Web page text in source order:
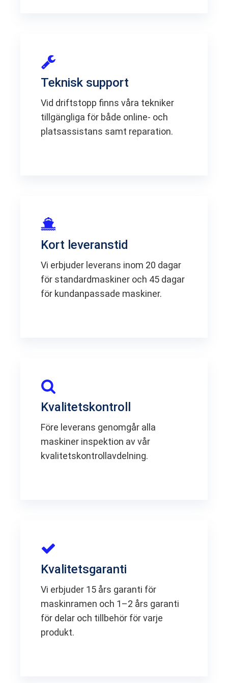
Teknisk support
Vid driftstopp finns våra tekniker
tillgängliga för både online- och
platsassistans samt reparation.
Kort leveranstid
Vi erbjuder leverans inom 20 dagar
för standardmaskiner och 45 dagar
för kundanpassade maskiner.
Kvalitetskontroll
Före leverans genomgår alla
maskiner inspektion av vår
kvalitetskontrollavdelning.
Kvalitetsgaranti
Vi erbjuder 15 års garanti för
maskinramen och 1–2 års garanti
för delar och tillbehör för varje
produkt.